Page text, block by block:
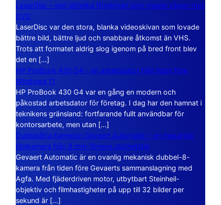
LaserDisc – den jättelika filmskivan som visade vägen mot
DVD
LaserDisc var den stora, blanka videoskivan som lovade
bättre bild, bättre ljud och snabbare åtkomst än VHS.
Trots att formatet aldrig slog igenom på bred front blev
det en […]
HP ProBook 430 G4 – en arbetsdator från tiden före
Windows 11
HP ProBook 430 G4 var en gång en modern och
påkostad arbetsdator för företag. I dag har den hamnat i
teknikens gränsland: fortfarande fullt användbar för
kontorsarbete, men utan […]
Dubbelåtta Kameran Gevaert Automatic – en mekanisk
filmkamera från 8 mm-filmens storhetstid
Gevaert Automatic är en ovanlig mekanisk dubbel-8-
kamera från tiden före Gevaerts sammanslagning med
Agfa. Med fjäderdriven motor, utbytbart Steinheil-
objektiv och filmhastigheter på upp till 32 bilder per
sekund är […]